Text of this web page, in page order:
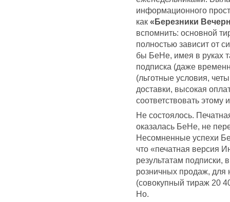
информационного
как «Березники
вспомнить: основной
полностью зависит от
бы БеНе, имея в руках
подписка (даже
(льготные условия,
доставки, высокая
соответствовать этому
Не состоялось.
оказалась БеНе, не
Несомненные успехи
что «печатная версия
результатам подписки,
розничных продаж, для
(совокупный тираж 20
Но.